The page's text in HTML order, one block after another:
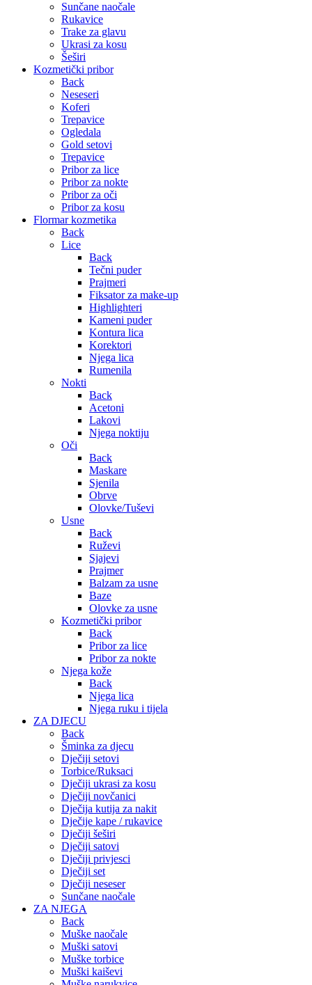
Sunčane naočale
Rukavice
Trake za glavu
Ukrasi za kosu
Šeširi
Kozmetički pribor
Back
Neseseri
Koferi
Trepavice
Ogledala
Gold setovi
Trepavice
Pribor za lice
Pribor za nokte
Pribor za oči
Pribor za kosu
Flormar kozmetika
Back
Lice
Back
Tečni puder
Prajmeri
Fiksator za make-up
Highlighteri
Kameni puder
Kontura lica
Korektori
Njega lica
Rumenila
Nokti
Back
Acetoni
Lakovi
Njega noktiju
Oči
Back
Maskare
Sjenila
Obrve
Olovke/Tuševi
Usne
Back
Ruževi
Sjajevi
Prajmer
Balzam za usne
Baze
Olovke za usne
Kozmetički pribor
Back
Pribor za lice
Pribor za nokte
Njega kože
Back
Njega lica
Njega ruku i tijela
ZA DJECU
Back
Šminka za djecu
Dječiji setovi
Torbice/Ruksaci
Dječiji ukrasi za kosu
Dječiji novčanici
Dječija kutija za nakit
Dječije kape / rukavice
Dječiji šeširi
Dječiji satovi
Dječiji privjesci
Dječiji set
Dječiji neseser
Sunčane naočale
ZA NJEGA
Back
Muške naočale
Muški satovi
Muške torbice
Muški kaiševi